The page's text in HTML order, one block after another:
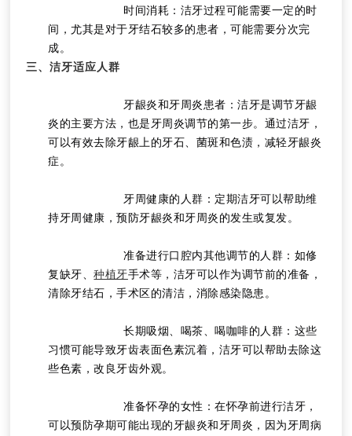
间，尤其是对于牙结石较多的患者，可能需要分次完
成。
三、洁牙适应人群
炎的主要方法，也是牙周炎调节的第一步。通过洁牙，
可以有效去除牙龈上的牙石、菌斑和色渍，减轻牙龈炎
症。
持牙周健康，预防牙龈炎和牙周炎的发生或复发。
			准备进行口腔内其他调节的人群：如修
复缺牙、种植牙手术等，洁牙可以作为调节前的准备，
清除牙结石，手术区的清洁，消除感染隐患。
			长期吸烟、喝茶、喝咖啡的人群：这些
习惯可能导致牙齿表面色素沉着，洁牙可以帮助去除这
些色素，改良牙齿外观。
			准备怀孕的女性：在怀孕前进行洁牙，
可以预防孕期可能出现的牙龈炎和牙周炎，因为牙周病